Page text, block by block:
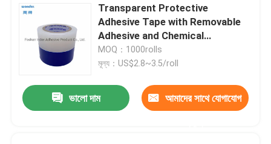
Transparent Protective
Adhesive Tape with Removable
Adhesive and Chemical
Resistance for Construction and
Painting
MOQ：1000rolls
মূল্য：US$2.8~3.5/roll
ভালো দাম আমাদের সাথে যোগাযোগ